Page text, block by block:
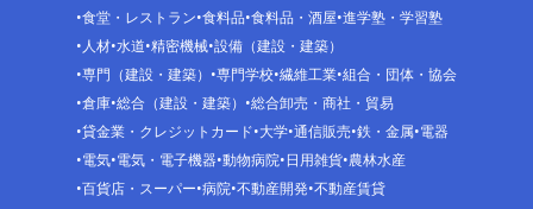
食堂・レストラン 食料品 食料品・酒屋 進学塾・学習塾
人材 水道 精密機械 設備（建設・建築）
専門（建設・建築）
専門学校 繊維工業 組合・団体・協会
倉庫 総合（建設・建築）
総合卸売・商社・貿易
貸金業・クレジットカード 大学 通信販売 鉄・金属 電器
電気 電気・電子機器 動物病院 日用雑貨 農林水産
百貨店・スーパー 病院 不動産開発 不動産賃貸